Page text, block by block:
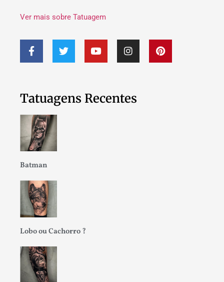
Ver mais sobre Tatuagem
Tatuagens Recentes
Batman
Lobo ou Cachorro ?